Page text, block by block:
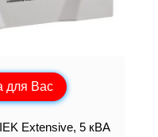
для Вас
Extensive, 5 кВА